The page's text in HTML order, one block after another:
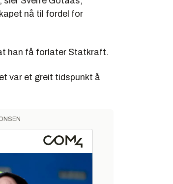
nå til fordel for
han få forlater Statkraft.
var et greit tidspunkt å